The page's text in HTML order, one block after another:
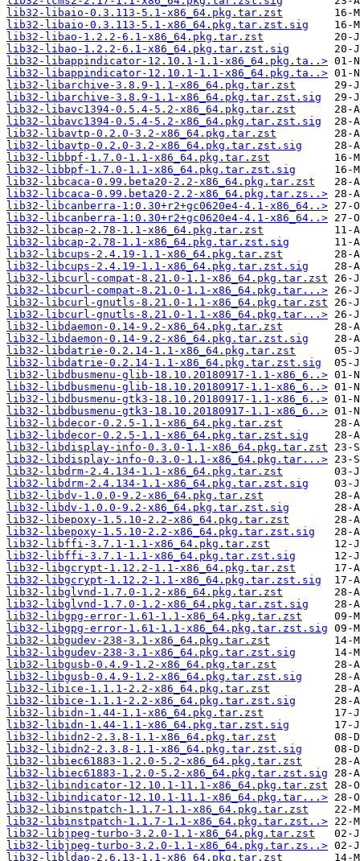
lib32-libaio-0.3.113-5.1-x86_64.pkg.tar.zst
lib32-libaio-0.3.113-5.1-x86_64.pkg.tar.zst.sig
lib32-libao-1.2.2-6.1-x86_64.pkg.tar.zst
lib32-libao-1.2.2-6.1-x86_64.pkg.tar.zst.sig
lib32-libappindicator-12.10.1-1.1-x86_64.pkg.ta..>
lib32-libappindicator-12.10.1-1.1-x86_64.pkg.ta..>
lib32-libarchive-3.8.9-1.1-x86_64.pkg.tar.zst
lib32-libarchive-3.8.9-1.1-x86_64.pkg.tar.zst.sig
lib32-libavc1394-0.5.4-5.2-x86_64.pkg.tar.zst
lib32-libavc1394-0.5.4-5.2-x86_64.pkg.tar.zst.sig
lib32-libavtp-0.2.0-3.2-x86_64.pkg.tar.zst
lib32-libavtp-0.2.0-3.2-x86_64.pkg.tar.zst.sig
lib32-libbpf-1.7.0-1.1-x86_64.pkg.tar.zst
lib32-libbpf-1.7.0-1.1-x86_64.pkg.tar.zst.sig
lib32-libcaca-0.99.beta20-2.2-x86_64.pkg.tar.zst
lib32-libcaca-0.99.beta20-2.2-x86_64.pkg.tar.zs..>
lib32-libcanberra-1:0.30+r2+gc0620e4-4.1-x86_64..>
lib32-libcanberra-1:0.30+r2+gc0620e4-4.1-x86_64..>
lib32-libcap-2.78-1.1-x86_64.pkg.tar.zst
lib32-libcap-2.78-1.1-x86_64.pkg.tar.zst.sig
lib32-libcups-2.4.19-1.1-x86_64.pkg.tar.zst
lib32-libcups-2.4.19-1.1-x86_64.pkg.tar.zst.sig
lib32-libcurl-compat-8.21.0-1.1-x86_64.pkg.tar.zst
lib32-libcurl-compat-8.21.0-1.1-x86_64.pkg.tar...>
lib32-libcurl-gnutls-8.21.0-1.1-x86_64.pkg.tar.zst
lib32-libcurl-gnutls-8.21.0-1.1-x86_64.pkg.tar...>
lib32-libdaemon-0.14-9.2-x86_64.pkg.tar.zst
lib32-libdaemon-0.14-9.2-x86_64.pkg.tar.zst.sig
lib32-libdatrie-0.2.14-1.1-x86_64.pkg.tar.zst
lib32-libdatrie-0.2.14-1.1-x86_64.pkg.tar.zst.sig
lib32-libdbusmenu-glib-18.10.20180917-1.1-x86_6..>
lib32-libdbusmenu-glib-18.10.20180917-1.1-x86_6..>
lib32-libdbusmenu-gtk3-18.10.20180917-1.1-x86_6..>
lib32-libdbusmenu-gtk3-18.10.20180917-1.1-x86_6..>
lib32-libdecor-0.2.5-1.1-x86_64.pkg.tar.zst
lib32-libdecor-0.2.5-1.1-x86_64.pkg.tar.zst.sig
lib32-libdisplay-info-0.3.0-1.1-x86_64.pkg.tar.zst
lib32-libdisplay-info-0.3.0-1.1-x86_64.pkg.tar...>
lib32-libdrm-2.4.134-1.1-x86_64.pkg.tar.zst
lib32-libdrm-2.4.134-1.1-x86_64.pkg.tar.zst.sig
lib32-libdv-1.0.0-9.2-x86_64.pkg.tar.zst
lib32-libdv-1.0.0-9.2-x86_64.pkg.tar.zst.sig
lib32-libepoxy-1.5.10-2.2-x86_64.pkg.tar.zst
lib32-libepoxy-1.5.10-2.2-x86_64.pkg.tar.zst.sig
lib32-libffi-3.7.1-1.1-x86_64.pkg.tar.zst
lib32-libffi-3.7.1-1.1-x86_64.pkg.tar.zst.sig
lib32-libgcrypt-1.12.2-1.1-x86_64.pkg.tar.zst
lib32-libgcrypt-1.12.2-1.1-x86_64.pkg.tar.zst.sig
lib32-libglvnd-1.7.0-1.2-x86_64.pkg.tar.zst
lib32-libglvnd-1.7.0-1.2-x86_64.pkg.tar.zst.sig
lib32-libgpg-error-1.61-1.1-x86_64.pkg.tar.zst
lib32-libgpg-error-1.61-1.1-x86_64.pkg.tar.zst.sig
lib32-libgudev-238-3.1-x86_64.pkg.tar.zst
lib32-libgudev-238-3.1-x86_64.pkg.tar.zst.sig
lib32-libgusb-0.4.9-1.2-x86_64.pkg.tar.zst
lib32-libgusb-0.4.9-1.2-x86_64.pkg.tar.zst.sig
lib32-libice-1.1.1-2.2-x86_64.pkg.tar.zst
lib32-libice-1.1.1-2.2-x86_64.pkg.tar.zst.sig
lib32-libidn-1.44-1.1-x86_64.pkg.tar.zst
lib32-libidn-1.44-1.1-x86_64.pkg.tar.zst.sig
lib32-libidn2-2.3.8-1.1-x86_64.pkg.tar.zst
lib32-libidn2-2.3.8-1.1-x86_64.pkg.tar.zst.sig
lib32-libiec61883-1.2.0-5.2-x86_64.pkg.tar.zst
lib32-libiec61883-1.2.0-5.2-x86_64.pkg.tar.zst.sig
lib32-libindicator-12.10.1-11.1-x86_64.pkg.tar.zst
lib32-libindicator-12.10.1-11.1-x86_64.pkg.tar...>
lib32-libinstpatch-1.1.7-1.1-x86_64.pkg.tar.zst
lib32-libinstpatch-1.1.7-1.1-x86_64.pkg.tar.zst..>
lib32-libjpeg-turbo-3.2.0-1.1-x86_64.pkg.tar.zst
lib32-libjpeg-turbo-3.2.0-1.1-x86_64.pkg.tar.zs..>
lib32-libldap-2.6.13-1.1-x86_64.pkg.tar.zst